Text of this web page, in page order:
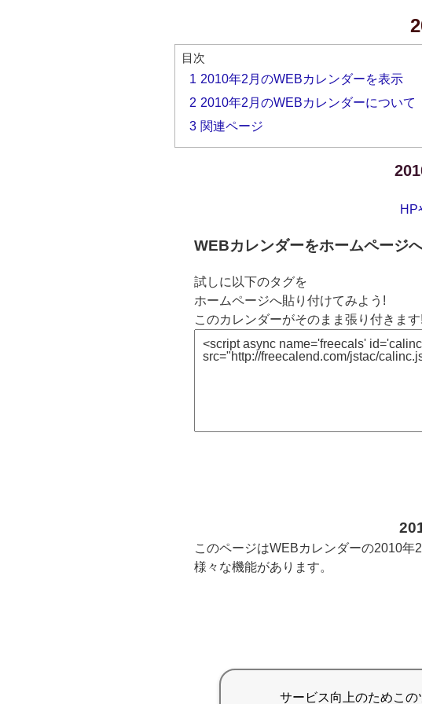
目次
1 2010年2月のWEBカレンダーを表示
2 2010年2月のWEBカレンダーについて
3 関連ページ
HP
WEBカレンダーをホームページ
試しに以下のタグを
ホームページへ貼り付けてみよう!
このカレンダーがそのまま張り付きます!
このページはWEBカレンダーの2010
様々な機能があります。